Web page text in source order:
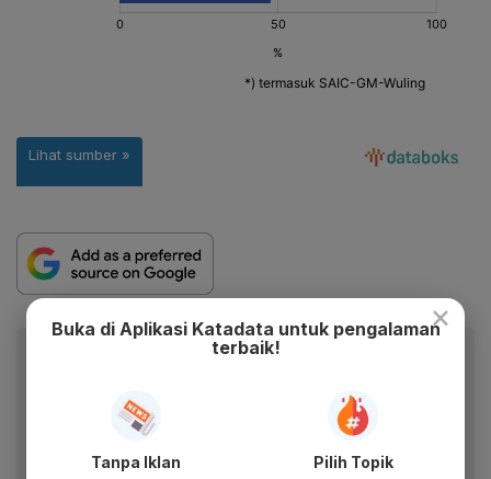
Baca artikel ini lewat aplikasi mobile.
fitur menarik lainnya lewat aplikasi mobile Katadata.
×
Buka di Aplikasi Katadata untuk pengalaman
terbaik!
Tanpa Iklan Pilih Topik